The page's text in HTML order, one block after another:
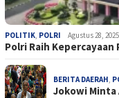
POLITIK, POLRI Agustus 28, 2025
Polri Raih
BERITA DAERAH,
Jokowi Minta